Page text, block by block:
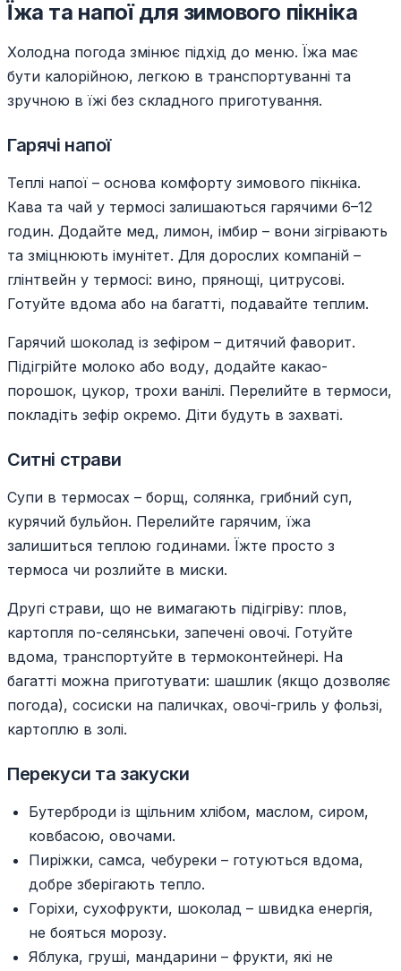
Їжа та напої для зимового пікніка
Холодна погода змінює підхід до меню. Їжа має
бути калорійною, легкою в транспортуванні та
зручною в їжі без складного приготування.
Гарячі напої
Теплі напої – основа комфорту зимового пікніка.
Кава та чай у термосі залишаються гарячими 6–12
годин. Додайте мед, лимон, імбир – вони зігрівають
та зміцнюють імунітет. Для дорослих компаній –
глінтвейн у термосі: вино, прянощі, цитрусові.
Готуйте вдома або на багатті, подавайте теплим.
Гарячий шоколад із зефіром – дитячий фаворит.
Підігрійте молоко або воду, додайте какао-
порошок, цукор, трохи ванілі. Перелийте в термоси,
покладіть зефір окремо. Діти будуть в захваті.
Ситні страви
Супи в термосах – борщ, солянка, грибний суп,
курячий бульйон. Перелийте гарячим, їжа
залишиться теплою годинами. Їжте просто з
термоса чи розлийте в миски.
Другі страви, що не вимагають підігріву: плов,
картопля по-селянськи, запечені овочі. Готуйте
вдома, транспортуйте в термоконтейнері. На
багатті можна приготувати: шашлик (якщо дозволяє
погода), сосиски на паличках, овочі-гриль у фользі,
картоплю в золі.
Перекуси та закуски
Бутерброди із щільним хлібом, маслом, сиром,
ковбасою, овочами.
Пиріжки, самса, чебуреки – готуються вдома,
добре зберігають тепло.
Горіхи, сухофрукти, шоколад – швидка енергія,
не бояться морозу.
Яблука, груші, мандарини – фрукти, які не